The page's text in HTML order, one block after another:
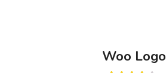
Woo Logo